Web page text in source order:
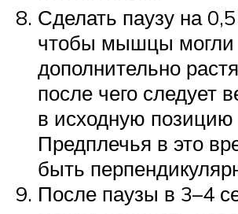
Сделать паузу на
чтобы мышцы могли
дополнительно
после чего следует
в исходную позицию
Предплечья в это
быть
После паузы в 3–4